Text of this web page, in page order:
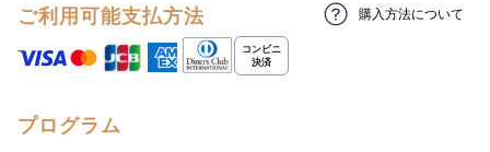
ご利用可能支払方法 購入方法について
プログラム